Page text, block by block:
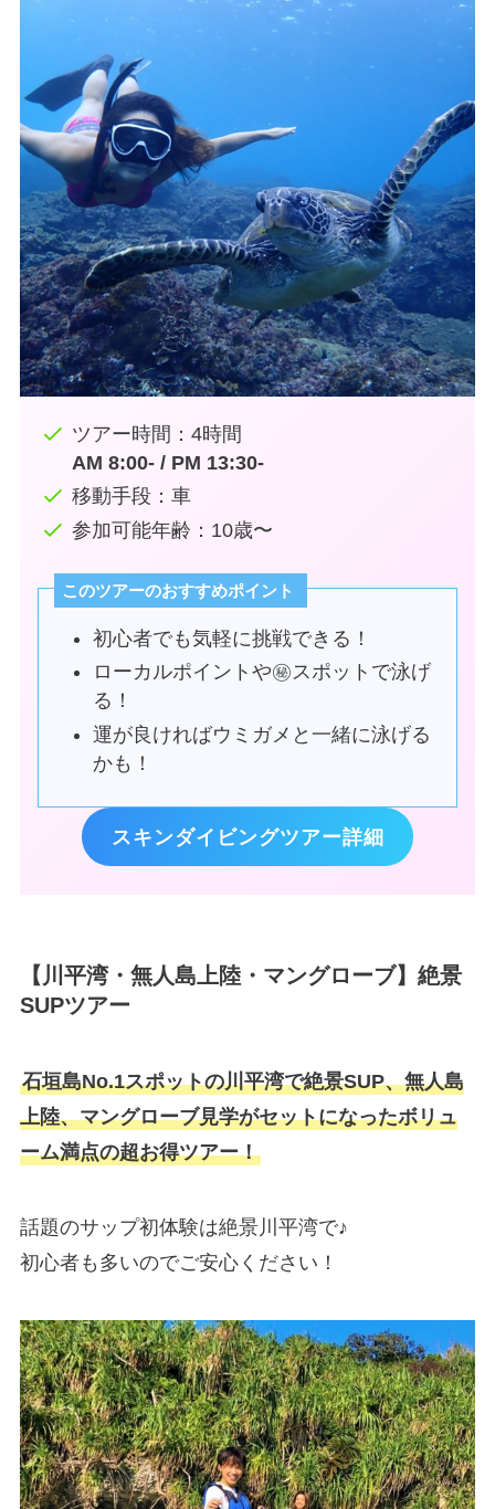
ツアー時間：4時間
AM 8:00- / PM 13:30-
移動手段：車
参加可能年齢：10歳〜
このツアーのおすすめポイント
初心者でも気軽に挑戦できる！
ローカルポイントや㊙︎スポットで泳げ
る！
運が良ければウミガメと一緒に泳げる
かも！
スキンダイビングツアー詳細
【川平湾・無人島上陸・マングローブ】絶景
SUPツアー
石垣島No.1スポットの川平湾で絶景SUP、無人島
上陸、マングローブ見学がセットになったボリュ
ーム満点の超お得ツアー！
話題のサップ初体験は絶景川平湾で♪
初心者も多いのでご安心ください！